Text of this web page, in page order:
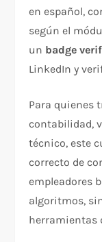
en español,
según el
un badge
LinkedIn y
Para quienes
contabilidad,
técnico, este
correcto de
empleadores
algoritmos,
herramientas